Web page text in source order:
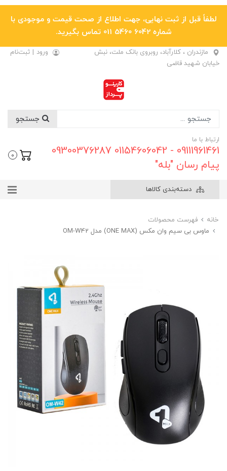
لطفاً قبل از ثبت نهایی، جهت اطلاع از صحت قیمت و موجودی با
شماره 6042 5460 011 تماس بگیرید.
مازندران ، کلارآباد، روبروی بانک ملت، نبش
خیابان شهید قاضی
ورود | ثبت‌نام
ارتباط با ما
09111961461 - 01154606042 09300376287
پیام رسان "بله"
0
دسته‌بندی کالاها
خانه
فهرست محصولات
ماوس بی سیم وان مکس (ONE MAX) مدل OM-W42